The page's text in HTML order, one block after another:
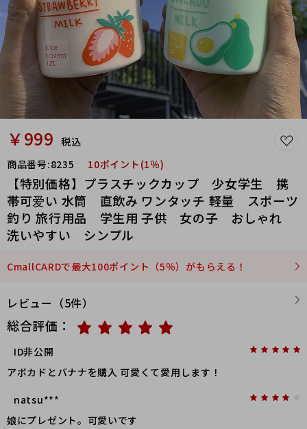
￥999 税込
商品番号:8235 10ポイント(1％)
【特別価格】プラスチックカップ 少女学生 携
帯可爱い 水筒 直飲み ワンタッチ 軽量 スポーツ
釣り 旅行用品 学生用 子供 女の子 おしゃれ
洗いやすい シンプル
CmallCARDで最大100ポイント（5％）がもらえる！
レビュー（5件）
総合評価：
ID非公開
アボカドとバナナを購入 可愛くて愛用します！
natsu***
娘にプレゼント。可愛いです